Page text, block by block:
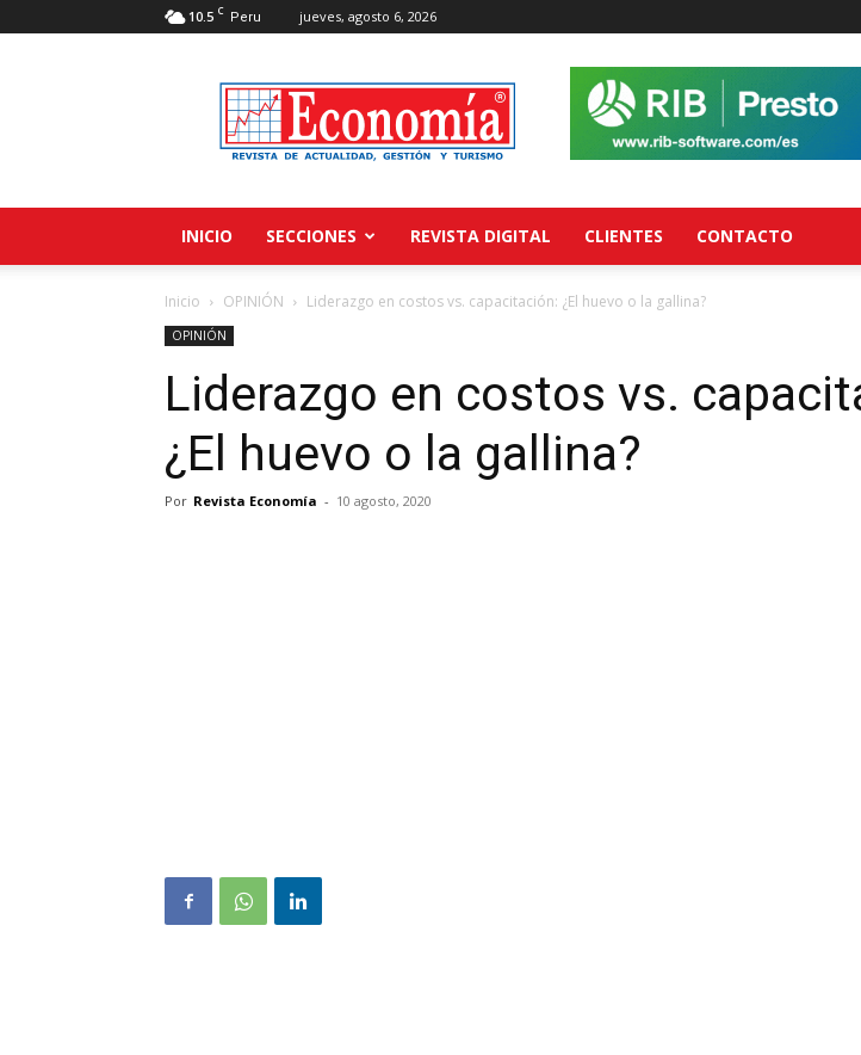
10.5 C Peru jueves, agosto 6, 2026
Revista
Economía
INICIO SECCIONES REVISTA DIGITAL CLIENTES CONTACTO
Inicio OPINIÓN Liderazgo en costos vs. capacitación: ¿El huevo o la gallina?
OPINIÓN
Liderazgo en costos vs.
¿El huevo o la gallina?
Por Revista Economía - 10 agosto, 2020